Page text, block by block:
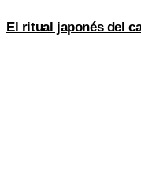
El ritual japonés del